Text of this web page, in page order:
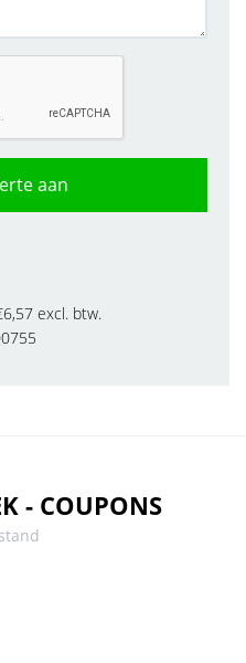
aan
excl. btw.
- COUPONS